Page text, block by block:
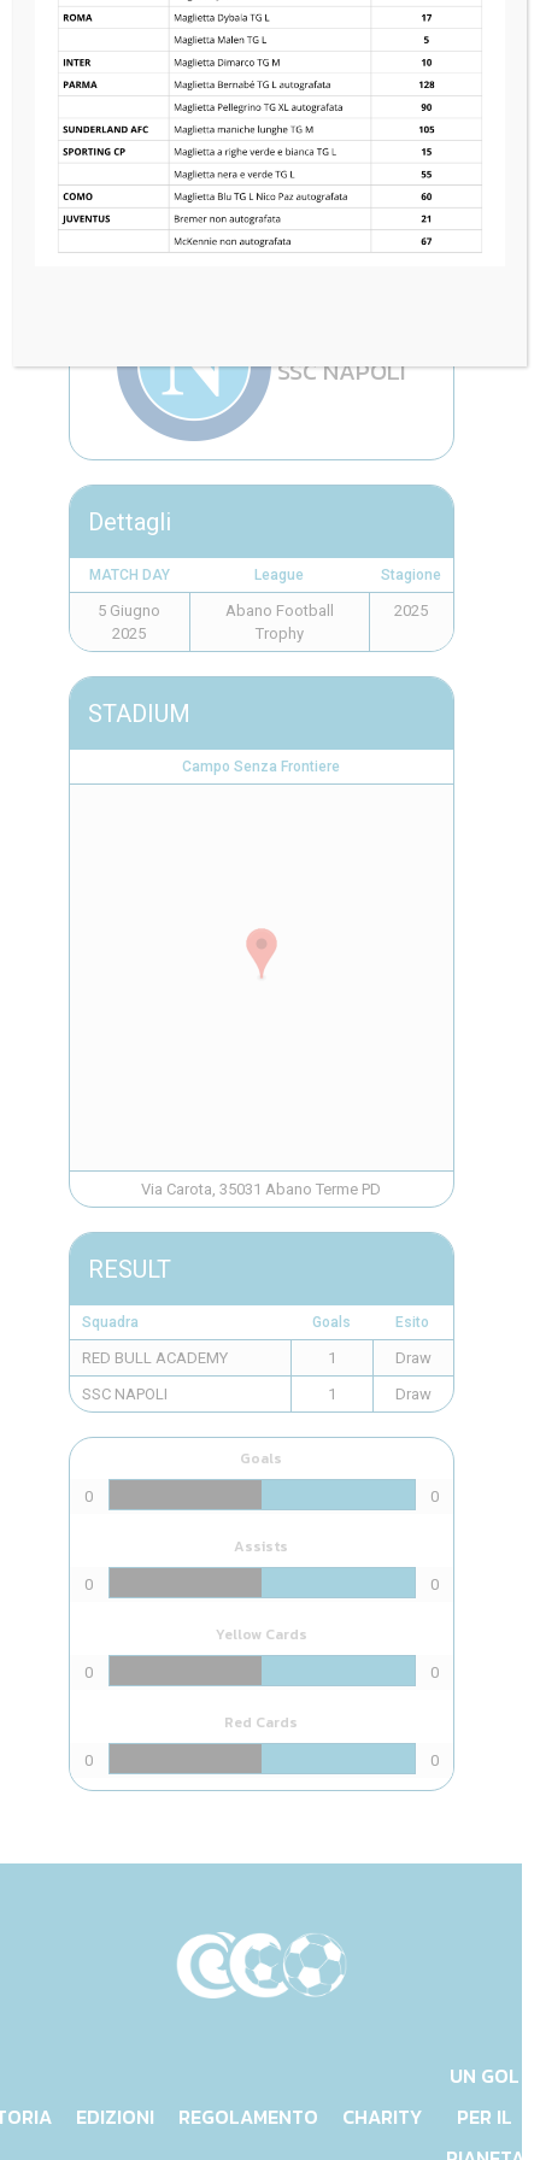
RED BULL ACADEMY
1
—
SSC NAPOLI
Dettagli
MATCH DAY League Stagione
5 Giugno
2025
Abano Football
Trophy
2025
STADIUM
Campo Senza Frontiere
Via Carota, 35031 Abano Terme PD
RESULT
Squadra Goals Esito
RED BULL ACADEMY 1
Draw
SSC NAPOLI
1 Draw
Goals
0 0
Assists
0 0
Yellow Cards
0 0
Red Cards
0 0
EDIZIONI REGOLAMENTO CHARITY
UN GOL
PER IL